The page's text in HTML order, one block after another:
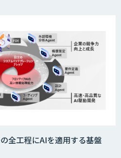
プラス
全工程にAIを適用する基盤